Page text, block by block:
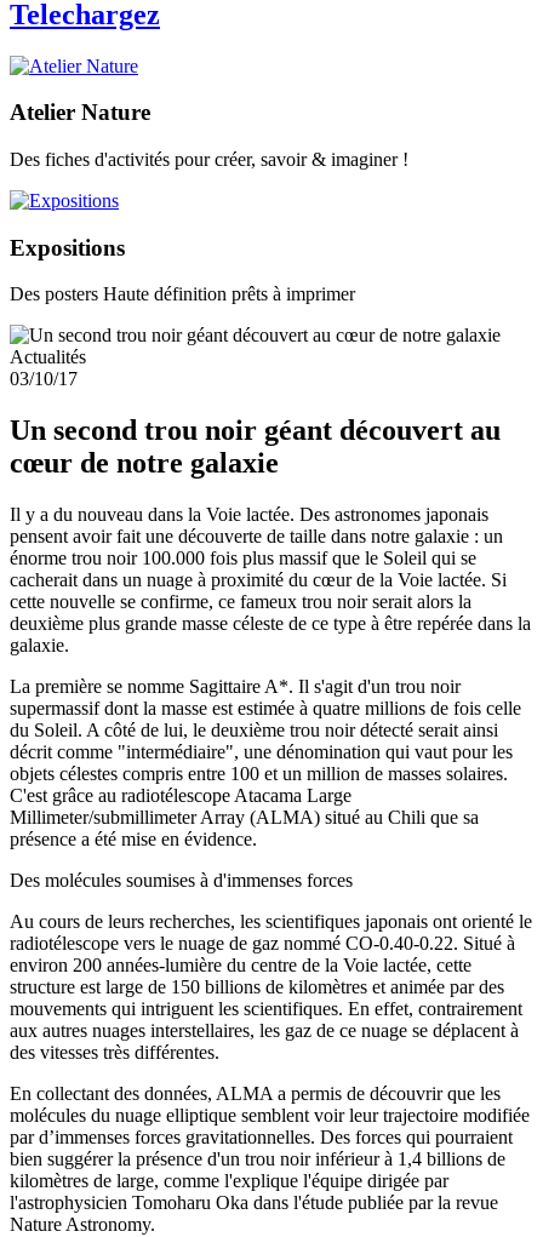
Telechargez
Atelier Nature
Des fiches d'activités pour créer, savoir & imaginer !
Expositions
Des posters Haute définition prêts à imprimer
Actualités
03/10/17
Un second trou noir géant découvert au
cœur de notre galaxie
Il y a du nouveau dans la Voie lactée. Des astronomes japonais
pensent avoir fait une découverte de taille dans notre galaxie : un
énorme trou noir 100.000 fois plus massif que le Soleil qui se
cacherait dans un nuage à proximité du cœur de la Voie lactée. Si
cette nouvelle se confirme, ce fameux trou noir serait alors la
deuxième plus grande masse céleste de ce type à être repérée dans la
galaxie.
La première se nomme Sagittaire A*. Il s'agit d'un trou noir
supermassif dont la masse est estimée à quatre millions de fois celle
du Soleil. A côté de lui, le deuxième trou noir détecté serait ainsi
décrit comme "intermédiaire", une dénomination qui vaut pour les
objets célestes compris entre 100 et un million de masses solaires.
C'est grâce au radiotélescope Atacama Large
Millimeter/submillimeter Array (ALMA) situé au Chili que sa
présence a été mise en évidence.
Des molécules soumises à d'immenses forces
Au cours de leurs recherches, les scientifiques japonais ont orienté le
radiotélescope vers le nuage de gaz nommé CO-0.40-0.22. Situé à
environ 200 années-lumière du centre de la Voie lactée, cette
structure est large de 150 billions de kilomètres et animée par des
mouvements qui intriguent les scientifiques. En effet, contrairement
aux autres nuages interstellaires, les gaz de ce nuage se déplacent à
des vitesses très différentes.
En collectant des données, ALMA a permis de découvrir que les
molécules du nuage elliptique semblent voir leur trajectoire modifiée
par d’immenses forces gravitationnelles. Des forces qui pourraient
bien suggérer la présence d'un trou noir inférieur à 1,4 billions de
kilomètres de large, comme l'explique l'équipe dirigée par
l'astrophysicien Tomoharu Oka dans l'étude publiée par la revue
Nature Astronomy.